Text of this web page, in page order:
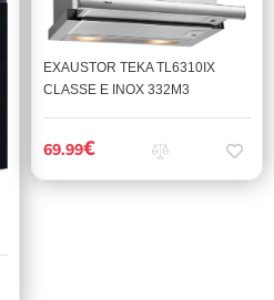
EXAUSTOR TEKA TL6310IX
CLASSE E INOX 332M3
69.99€